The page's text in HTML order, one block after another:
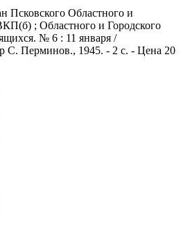
Псковского Областного и
; Областного и Городского
№ 6 : 11 января /
С. Перминов., 1945. - 2 с. - Цена 20